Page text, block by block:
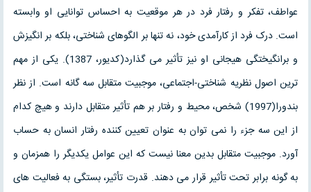
عواطف، تفکر و رفتار فرد در هر موقعیت به احساس توانایی او وابسته
است. درک فرد از کارآمدی خود، نه تنها بر الگوهای شناختی، بلکه بر انگیزش
و برانگیختگی هیجانی او نیز تأثیر می گذارد(کدیور، 1387). یکی از مهم
ترین اصول نظریه شناختی-اجتماعی، موجبیت متقابل سه گانه است. از نظر
بندورا(1997) شخص، محیط و رفتار بر هم تأثیر متقابل دارند و هیچ کدام
از این سه جزء را نمی توان به عنوان تعیین کننده رفتار انسان به حساب
آورد. موجبیت متقابل بدین معنا نیست که این عوامل یکدیگر را همزمان و
به گونه برابر تحت تأثیر قرار می دهند. قدرت تأثیر، بستگی به فعالیت های